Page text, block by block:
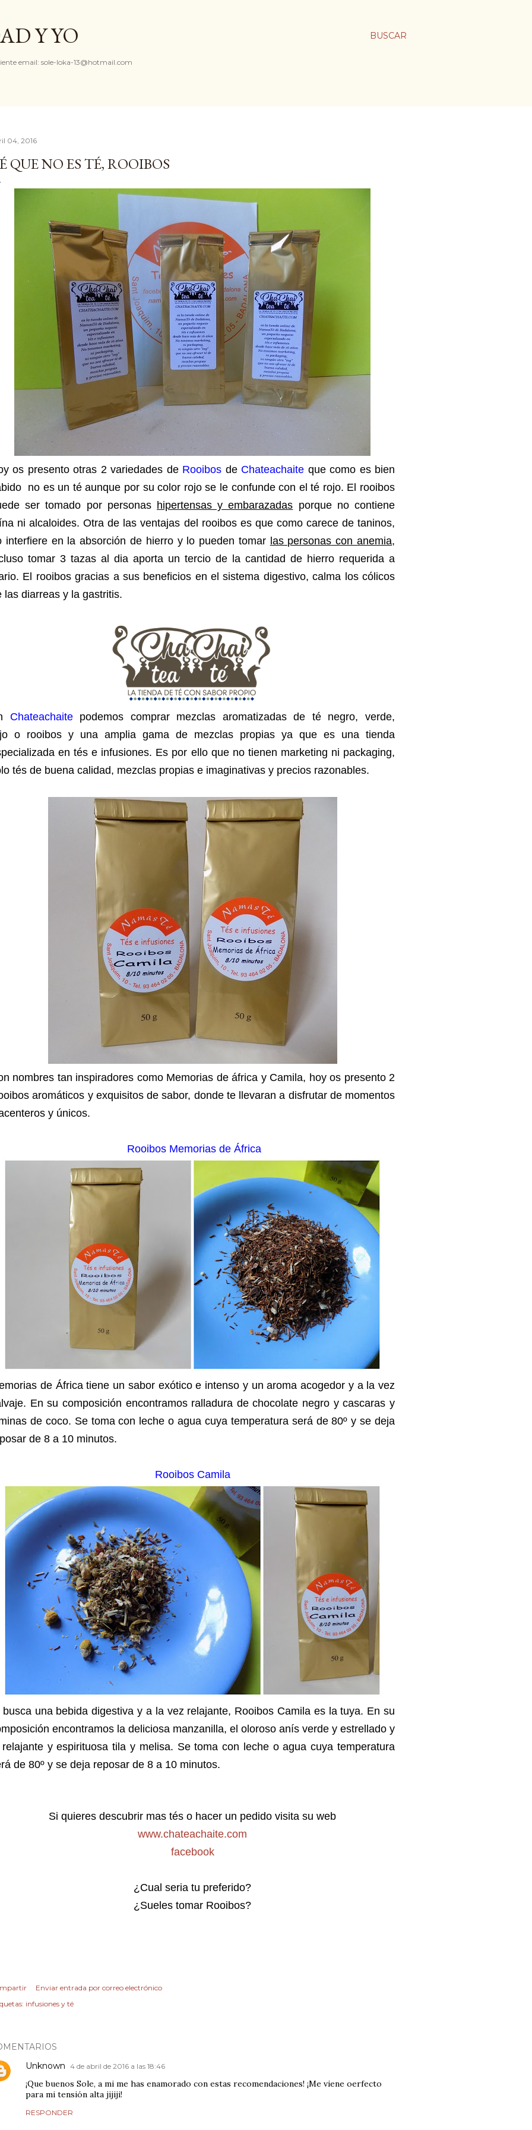
BUSCAR
Y YO
email: sole-loka-13@hotmail.com
04, 2016
QUE NO ES TÉ, ROOIBOS
os presento otras 2 variedades de Rooibos de Chateachaite que como es bien
no es un té aunque por su color rojo se le confunde con el té rojo. El rooibos
ser tomado por personas hipertensas y embarazadas porque no contiene
ni alcaloides. Otra de las ventajas del rooibos es que como carece de taninos,
interfiere en la absorción de hierro y lo pueden tomar las personas con anemia,
tomar 3 tazas al dia aporta un tercio de la cantidad de hierro requerida a
El rooibos gracias a sus beneficios en el sistema digestivo, calma los cólicos
las diarreas y la gastritis.
Chateachaitepodemos comprar mezclas aromatizadas de té negro, verde,
o rooibos y una amplia gama de mezclas propias ya que es una tienda
en tés e infusiones. Es por ello que no tienen marketing ni packaging,
tés de buena calidad, mezclas propias e imaginativas y precios razonables.
nombres tan inspiradores como Memorias de áfrica y Camila, hoy os presento 2
aromáticos y exquisitos de sabor, donde te llevaran a disfrutar de momentos
y únicos.
Rooibos Memorias de África
de África tiene un sabor exótico e intenso y un aroma acogedor y a la vez
En su composición encontramos ralladura de chocolate negro y cascaras y
de coco. Se toma con leche o agua cuya temperatura será de 80º y se deja
de 8 a 10 minutos.
Rooibos Camila
busca una bebida digestiva y a la vez relajante, Rooibos Camila es la tuya. En su
encontramos la deliciosa manzanilla, el oloroso anís verde y estrellado y
relajante y espirituosa tila y melisa. Se toma con leche o agua cuya temperatura
de 80º y se deja reposar de 8 a 10 minutos.
Si quieres descubrir mas tés o hacer un pedido visita su web
www.chateachaite.com
facebook
¿Cual seria tu preferido?
¿Sueles tomar Rooibos?
Enviar entrada por correo electrónico
infusiones y té
Unknown 4 de abril de 2016 a las 18:46
¡Que buenos Sole, a mi me has enamorado con estas recomendaciones! ¡Me viene oerfecto
para mi tensión alta jijiji!
RESPONDER